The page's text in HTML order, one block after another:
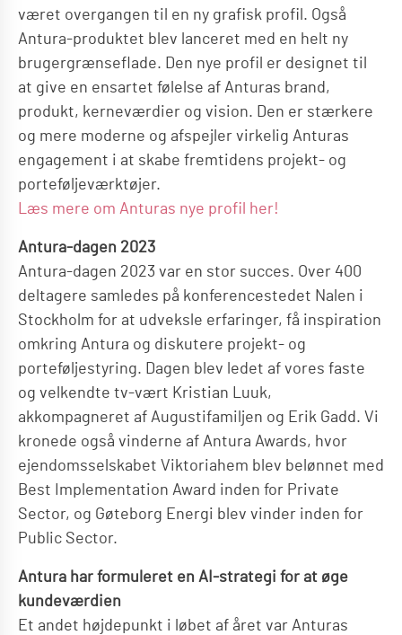
været overgangen til en ny grafisk profil. Også
Antura-produktet blev lanceret med en helt ny
brugergrænseflade. Den nye profil er designet til
at give en ensartet følelse af Anturas brand,
produkt, kerneværdier og vision. Den er stærkere
og mere moderne og afspejler virkelig Anturas
engagement i at skabe fremtidens projekt- og
porteføljeværktøjer.
Læs mere om Anturas nye profil her!
Antura-dagen 2023
Antura-dagen 2023 var en stor succes. Over 400
deltagere samledes på konferencestedet Nalen i
Stockholm for at udveksle erfaringer, få inspiration
omkring Antura og diskutere projekt- og
porteføljestyring. Dagen blev ledet af vores faste
og velkendte tv-vært Kristian Luuk,
akkompagneret af Augustifamiljen og Erik Gadd. Vi
kronede også vinderne af Antura Awards, hvor
ejendomsselskabet Viktoriahem blev belønnet med
Best Implementation Award inden for Private
Sector, og Gøteborg Energi blev vinder inden for
Public Sector.
Antura har formuleret en AI-strategi for at øge
kundeværdien
Et andet højdepunkt i løbet af året var Anturas